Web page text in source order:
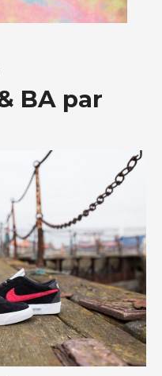
BA par